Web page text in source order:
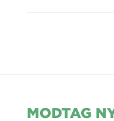
MODTAG